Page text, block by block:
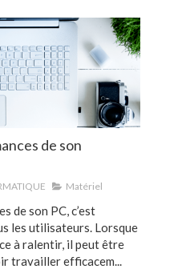
de son
Matériel
de son PC, c’est
les utilisateurs. Lorsque
à ralentir, il peut être
travailler efficacem...